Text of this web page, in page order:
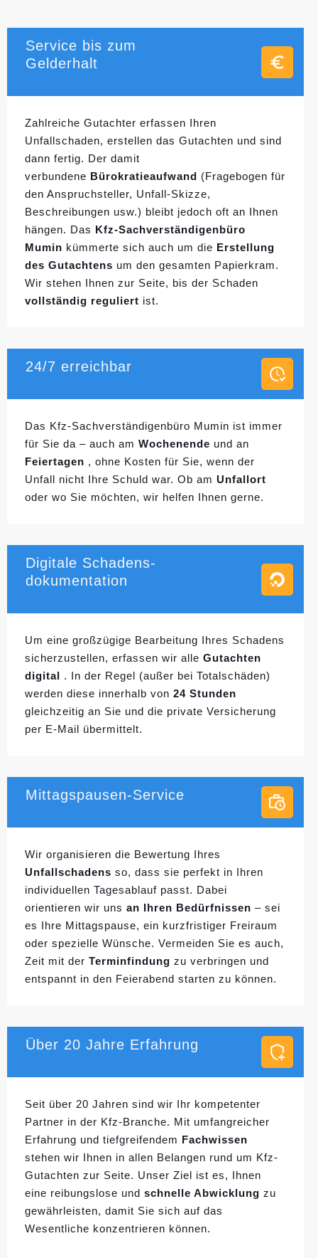
Service bis zum
Gelderhalt
Zahlreiche Gutachter erfassen Ihren
Unfallschaden, erstellen das Gutachten und sind
dann fertig. Der damit
verbundene Bürokratieaufwand (Fragebogen für
den Anspruchsteller, Unfall-Skizze,
Beschreibungen usw.) bleibt jedoch oft an Ihnen
hängen. Das Kfz-Sachverständigenbüro
Mumin kümmerte sich auch um die Erstellung
des Gutachtens um den gesamten Papierkram.
Wir stehen Ihnen zur Seite, bis der Schaden
vollständig reguliert ist.
24/7 erreichbar
Das Kfz-Sachverständigenbüro Mumin ist immer
für Sie da – auch am Wochenende und an
Feiertagen , ohne Kosten für Sie, wenn der
Unfall nicht Ihre Schuld war. Ob am Unfallort
oder wo Sie möchten, wir helfen Ihnen gerne.
Digitale Schadens-
dokumentation
Um eine großzügige Bearbeitung Ihres Schadens
sicherzustellen, erfassen wir alle Gutachten
digital . In der Regel (außer bei Totalschäden)
werden diese innerhalb von 24 Stunden
gleichzeitig an Sie und die private Versicherung
per E-Mail übermittelt.
Mittagspausen-Service
Wir organisieren die Bewertung Ihres
Unfallschadens so, dass sie perfekt in Ihren
individuellen Tagesablauf passt. Dabei
orientieren wir uns an Ihren Bedürfnissen – sei
es Ihre Mittagspause, ein kurzfristiger Freiraum
oder spezielle Wünsche. Vermeiden Sie es auch,
Zeit mit der Terminfindung zu verbringen und
entspannt in den Feierabend starten zu können.
Über 20 Jahre Erfahrung
Seit über 20 Jahren sind wir Ihr kompetenter
Partner in der Kfz-Branche. Mit umfangreicher
Erfahrung und tiefgreifendem Fachwissen
stehen wir Ihnen in allen Belangen rund um Kfz-
Gutachten zur Seite. Unser Ziel ist es, Ihnen
eine reibungslose und schnelle Abwicklung zu
gewährleisten, damit Sie sich auf das
Wesentliche konzentrieren können.